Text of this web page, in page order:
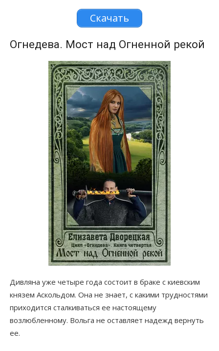
Скачать
Огнедева. Мост над Огненной рекой
Дивляна уже четыре года состоит в браке с киевским
князем Аскольдом. Она не знает, с какими трудностями
приходится сталкиваться ее настоящему
возлюбленному. Вольга не оставляет надежд вернуть
ее.